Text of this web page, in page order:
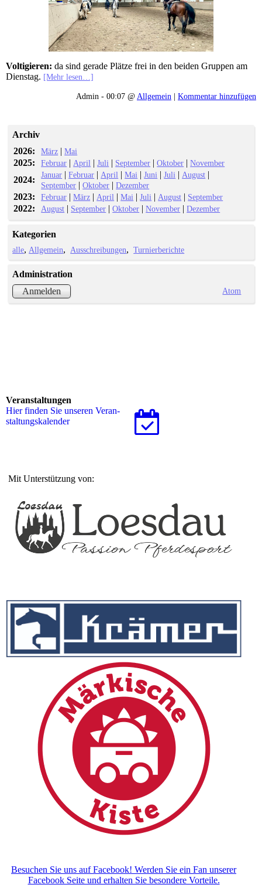
Voltigieren: da sind gerade Plätze frei in den beiden Gruppen am
Dienstag. [Mehr lesen…]
Admin - 00:07 @Allgemein | Kommentar hinzufügen
Archiv
2026:
März |Mai
2025: Februar | April |Juli | September |Oktober |November
2024: Januar |Februar | April |Mai |Juni |Juli | August |
September |Oktober |Dezember
2023: Februar |März | April |Mai |Juli | August | September
2022: August | September |Oktober |November |Dezember
Kategorien
alle Allgemein Ausschreibungen Turnierberichte
Administration
Anmelden
Atom
Veranstaltungen
Hier finden Sie unseren Ver­an­
stal­tungs­ka­len­der
Mit Unterstützung von:
Besuchen Sie uns auf Facebook! Werden Sie ein Fan unserer
Facebook Seite und erhalten Sie besondere Vorteile.